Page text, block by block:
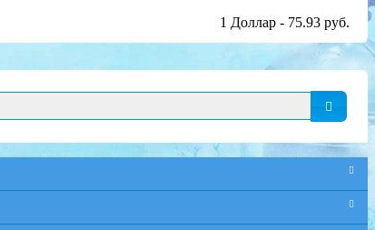
1 Доллар - 75.93 руб.